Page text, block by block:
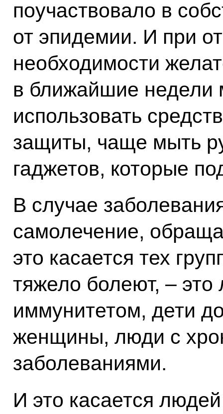
поучаствовало в
от эпидемии. И при
необходимости
в ближайшие недели
использовать
защиты, чаще мыть
гаджетов, которые
В случае
самолечение,
это касается тех
тяжело болеют, –
иммунитетом, дети
женщины, люди с
заболеваниями.
И это касается